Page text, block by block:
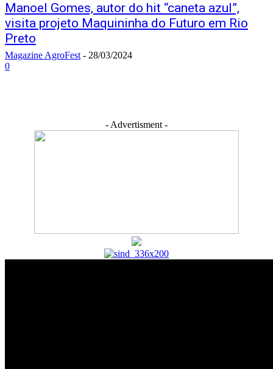
Manoel Gomes, autor do hit “caneta azul”,
visita projeto Maquininha do Futuro em Rio
Preto
Magazine AgroFest - 28/03/2024
0
- Advertisment -